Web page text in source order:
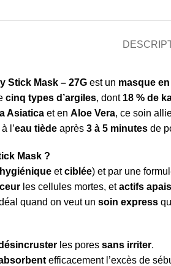
Stick Mask – 27G est un masque
cinq types d’argiles, dont 18 % de
Asiatica et en Aloe Vera, ce soin
à l’eau tiède après 3 à 5 minutes de
Mask ?
hygiénique etciblée) et par une
les cellules mortes, etactifs
quand on veut un soin express
les pores sans irriter.
efficacement l’excès de